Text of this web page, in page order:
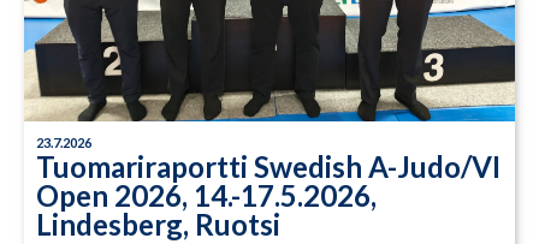
23.7.2026
Tuomariraportti Swedish A-Judo/VI
Open 2026, 14.-17.5.2026,
Lindesberg, Ruotsi